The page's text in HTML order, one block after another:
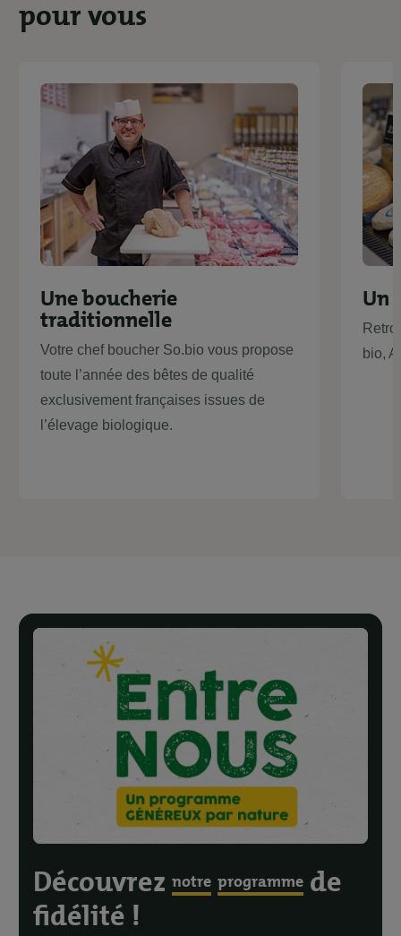
pour vous
Une boucherie
traditionnelle
Votre chef boucher So.bio vous propose
toute l’année des bêtes de qualité
exclusivement françaises issues de
l’élevage biologique.
Un
bio,
Découvrez notre programme de
fidélité !